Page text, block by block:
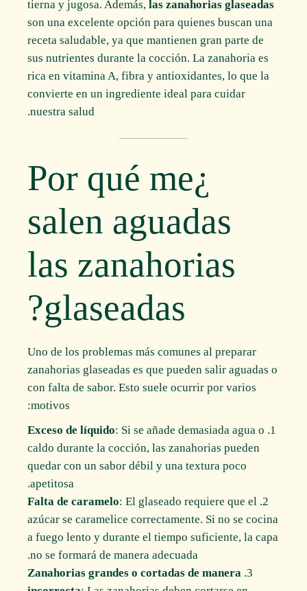
tierna y jugosa. Además,las zanahorias glaseadas
son una excelente opción para quienes buscan una
receta saludable, ya que mantienen gran parte de
sus nutrientes durante la cocción. La zanahoria es
rica en vitamina A, fibra y antioxidantes, lo que la
convierte en un ingrediente ideal para cuidar
nuestra salud.
¿Por qué me
salen aguadas
las zanahorias
glaseadas?
Uno de los problemas más comunes al preparar
zanahorias glaseadas es que pueden salir aguadas o
con falta de sabor. Esto suele ocurrir por varios
motivos:
Exceso de líquido: Si se añade demasiada agua o
caldo durante la cocción, las zanahorias pueden
quedar con un sabor débil y una textura poco
apetitosa.
Falta de caramelo: El glaseado requiere que el
azúcar se caramelice correctamente. Si no se cocina
a fuego lento y durante el tiempo suficiente, la capa
no se formará de manera adecuada.
Zanahorias grandes o cortadas de manera